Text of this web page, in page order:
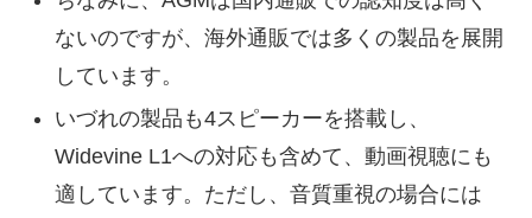
ないのですが、海外通販では多くの製品を展開
しています。
いづれの製品も4スピーカーを搭載し、
Widevine L1への対応も含めて、動画視聴にも
適しています。ただし、音質重視の場合には